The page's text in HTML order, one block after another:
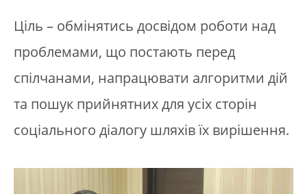
Ціль – обмінятись досвідом роботи над
проблемами, що постають перед
спілчанами, напрацювати алгоритми дій
та пошук прийнятних для усіх сторін
соціального діалогу шляхів їх вирішення.